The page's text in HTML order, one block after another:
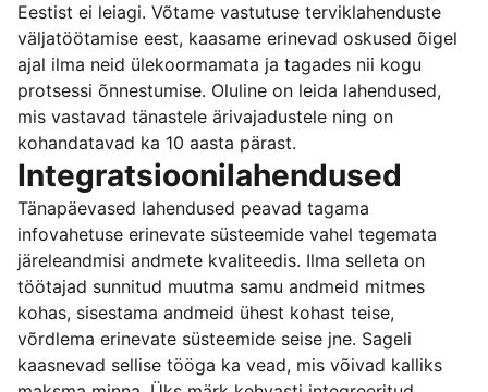
Eestist ei leiagi. Võtame vastutuse terviklahenduste
väljatöötamise eest, kaasame erinevad oskused õigel
ajal ilma neid ülekoormamata ja tagades nii kogu
protsessi õnnestumise. Oluline on leida lahendused,
mis vastavad tänastele ärivajadustele ning on
kohandatavad ka 10 aasta pärast.
Integratsioonilahendused
Tänapäevased lahendused peavad tagama
infovahetuse erinevate süsteemide vahel tegemata
järeleandmisi andmete kvaliteedis. Ilma selleta on
töötajad sunnitud muutma samu andmeid mitmes
kohas, sisestama andmeid ühest kohast teise,
võrdlema erinevate süsteemide seise jne. Sageli
kaasnevad sellise tööga ka vead, mis võivad kalliks